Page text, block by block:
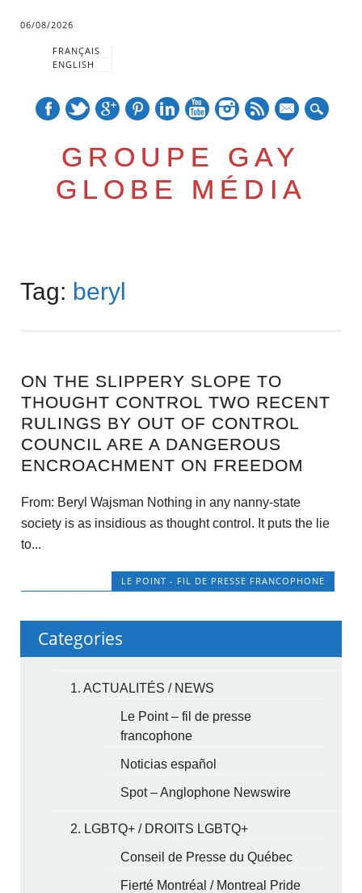
06/08/2026
FRANÇAIS
ENGLISH
GROUPE GAY
GLOBE MÉDIA
Main menu
content
Tag: beryl
ON THE SLIPPERY SLOPE TO
THOUGHT CONTROL TWO RECENT
RULINGS BY OUT OF CONTROL
COUNCIL ARE A DANGEROUS
ENCROACHMENT ON FREEDOM
From: Beryl Wajsman Nothing in any nanny-state
society is as insidious as thought control. It puts the lie
to...
LE POINT - FIL DE PRESSE FRANCOPHONE
Categories
1. ACTUALITÉS / NEWS
Le Point – fil de presse
francophone
Noticias español
Spot – Anglophone Newswire
2. LGBTQ+ / DROITS LGBTQ+
Conseil de Presse du Québec
Fierté Montréal / Montreal Pride